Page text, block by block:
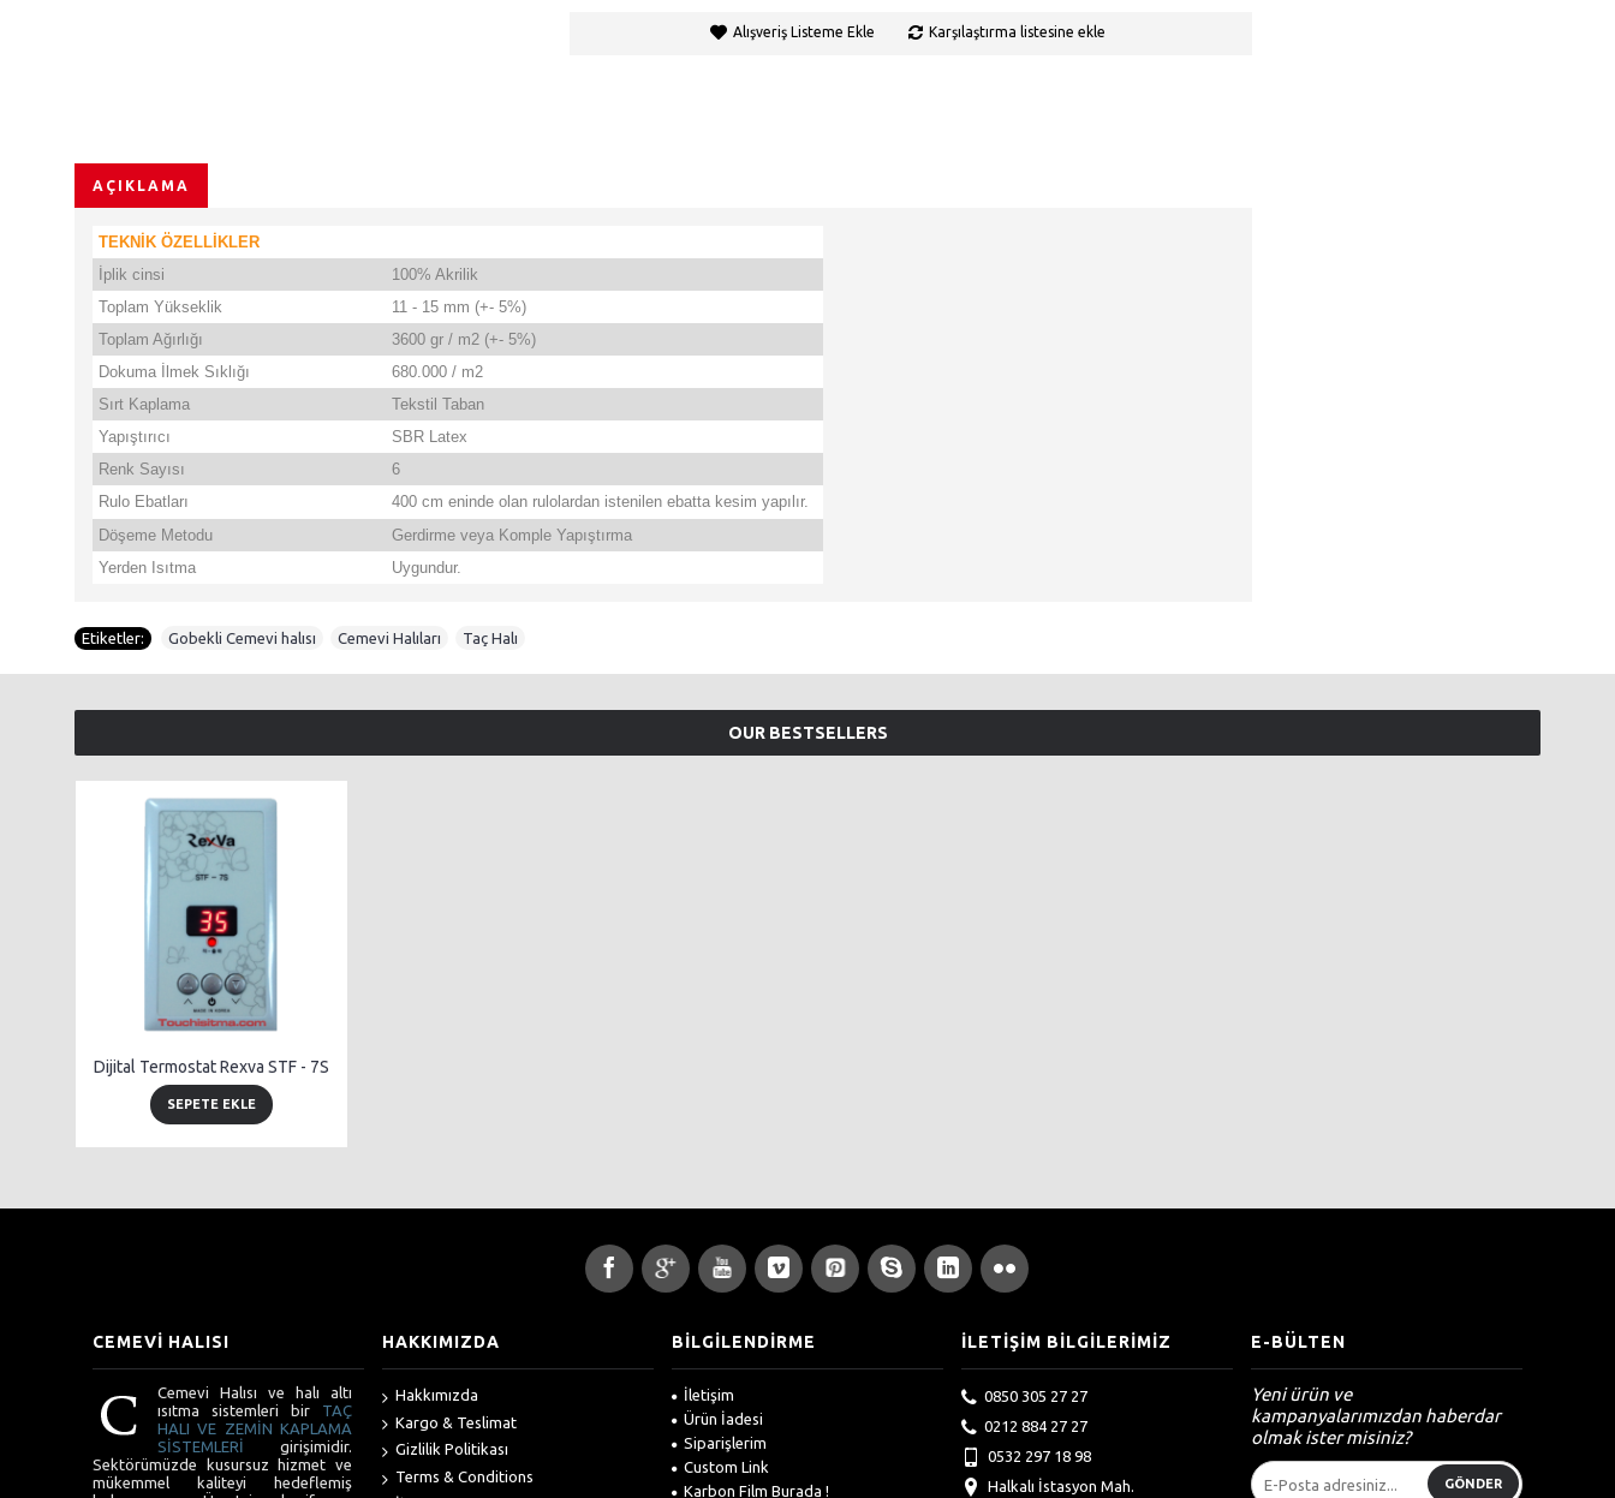
Alışveriş Listeme Ekle Karşılaştırma listesine ekle
AÇIKLAMA
TEKNİK ÖZELLİKLER
İplik cinsi
100% Akrilik
Toplam Yükseklik
11 - 15 mm (+- 5%)
Toplam Ağırlığı
3600 gr / m2 (+- 5%)
Dokuma İlmek Sıklığı
680.000 / m2
Sırt Kaplama
Tekstil Taban
Yapıştırıcı
SBR Latex
Renk Sayısı
6
Rulo Ebatları
400 cm eninde olan rulolardan istenilen ebatta kesim yapılır.
Döşeme Metodu
Gerdirme veya Komple Yapıştırma
Yerden Isıtma
Uygundur.
Etiketler: Gobekli Cemevi halısı Cemevi Halıları Taç Halı
OUR BESTSELLERS
Dijital Termostat Rexva STF - 7S
SEPETE EKLE
CEMEVİ HALISI
Cemevi Halısı ve halı altı
ısıtma sistemleri bir TAÇ
HALI VE ZEMİN KAPLAMA
SİSTEMLERİ girişimidir.
Sektörümüzde kusursuz hizmet ve
mükemmel kaliteyi hedeflemiş
HAKKIMIZDA
Hakkımızda
Kargo & Teslimat
Gizlilik Politikası
Terms & Conditions
BİLGİLENDİRME
İletişim
Ürün İadesi
Siparişlerim
Custom Link
Karbon Film Burada !
İLETİŞİM BİLGİLERİMİZ
0850 305 27 27
0212 884 27 27
0532 297 18 98
Halkalı İstasyon Mah.
E-BÜLTEN
Yeni ürün ve
kampanyalarımızdan haberdar
olmak ister misiniz?
GÖNDER